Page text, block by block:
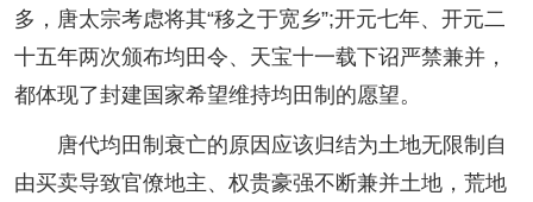
多，唐太宗考虑将其“移之于宽乡”;开元七年、开元二
十五年两次颁布均田令、天宝十一载下诏严禁兼并，
都体现了封建国家希望维持均田制的愿望。
唐代均田制衰亡的原因应该归结为土地无限制自
由买卖导致官僚地主、权贵豪强不断兼并土地，荒地